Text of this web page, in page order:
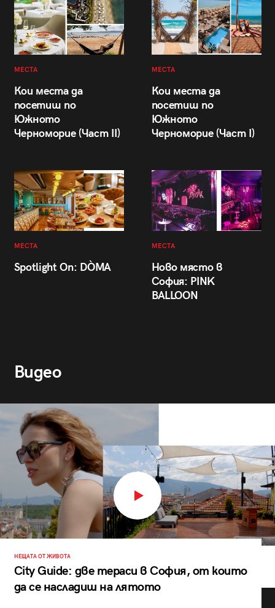
МЕСТА
Кои места да
посетиш по
Южното
Черноморие (Част II)
МЕСТА
Кои места да
посетиш по
Южното
Черноморие (Част I)
МЕСТА
Spotlight On: DÒMA
МЕСТА
Ново място в
София: PINK
BALLOON
Видео
НЕЩАТА ОТ ЖИВОТА
City Guide: две тераси в София, от които
да се насладиш на лятото